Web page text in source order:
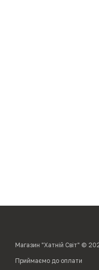
Магазин "Хатній Світ" ©
Приймаємо до оплати